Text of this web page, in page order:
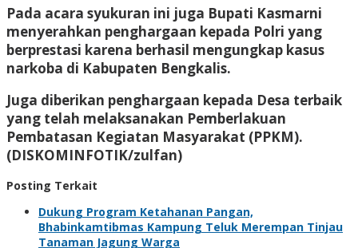
Pada acara syukuran ini juga Bupati Kasmarni
menyerahkan penghargaan kepada Polri yang
berprestasi karena berhasil mengungkap kasus
narkoba di Kabupaten Bengkalis.
Juga diberikan penghargaan kepada Desa terbaik
yang telah melaksanakan Pemberlakuan
Pembatasan Kegiatan Masyarakat (PPKM).
(DISKOMINFOTIK/zulfan)
Posting Terkait
Dukung Program Ketahanan Pangan,
Bhabinkamtibmas Kampung Teluk Merempan Tinjau
Tanaman Jagung Warga